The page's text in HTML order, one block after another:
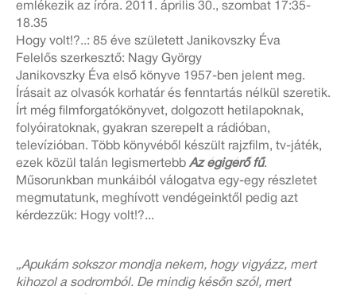
emlékezik az íróra. 2011. április 30., szombat 17:35-
18.35
Hogy volt!?..: 85 éve született Janikovszky Éva
Felelős szerkesztő: Nagy György
Janikovszky Éva első könyve 1957-ben jelent meg.
Írásait az olvasók korhatár és fenntartás nélkül szeretik.
Írt még filmforgatókönyvet, dolgozott hetilapoknak,
folyóiratoknak, gyakran szerepelt a rádióban,
televízióban. Több könyvéből készült rajzfilm, tv-játék,
ezek közül talán legismertebb Az égigérő fű.
Műsorunkban munkáiból válogatva egy-egy részletet
megmutatunk, meghívott vendégeinktől pedig azt
kérdezzük: Hogy volt!?...
„Apukám sokszor mondja nekem, hogy vigyázz, mert
kihozol a sodromból. De mindig későn szól, mert